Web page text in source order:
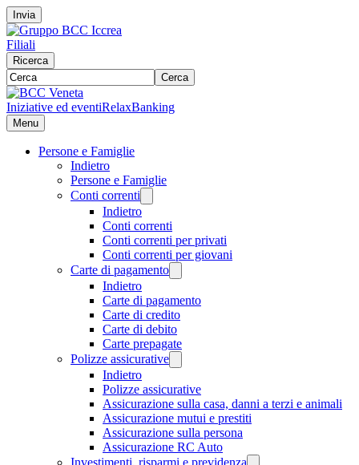
Invia
Filiali
Ricerca
Cerca
Iniziative ed eventiRelaxBanking
Menu
Persone e Famiglie
Indietro
Persone e Famiglie
Conti correnti
Indietro
Conti correnti
Conti correnti per privati
Conti correnti per giovani
Carte di pagamento
Indietro
Carte di pagamento
Carte di credito
Carte di debito
Carte prepagate
Polizze assicurative
Indietro
Polizze assicurative
Assicurazione sulla casa, danni a terzi e animali
Assicurazione mutui e prestiti
Assicurazione sulla persona
Assicurazione RC Auto
Investimenti, risparmi e previdenza